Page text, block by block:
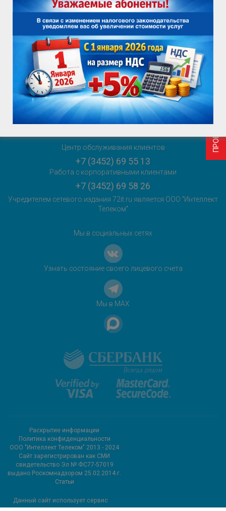
ПРОВЕРИТЬ ВОЗМОЖНОСТЬ ПОДКЛЮЧЕНИЯ
ВАКАНСИИ
ПРОВЕРИТЬ ВОЗМОЖНОСТЬ ПОДКЛЮЧЕНИЯ
Служба поддержки клиентов
+7 (3452) 69 55 55
sales@72it.ru
Главный редактор сетевого издания:
Горяева Е.Ю.
+7 (3452) 69 55 27
sales@72it.ru
Центр обслуживания клиентов
+7 (3452) 69 55 13
Работа с корпоративными клиентами
+7 (3452) 69 58 26
Учредителем сетевого издания 72it.ru является ООО "Интеллект
Телеком"
Мы в социальных сетях
Узнать состояние своего лицевого счета
Мы в MAX
Раскрытие информации
Политика конфиденциальности
ООО "Интеллект Телеком" 2013 - 2024
Cайт зарегистрирован как СМИ
свидетельство Эл № ФС77-57019
выдано Роскомнадзором 25.02.2014 г.
Статьи
Данный сайт использует сервис
метрических программ и